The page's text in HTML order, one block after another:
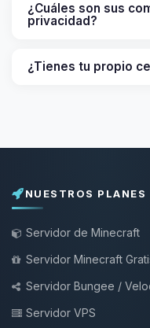
¿Cuáles son sus
privacidad?
¿Tienes tu propio
NUESTROS PLANES
Servidor de Minecraft
Servidor Minecraft
Servidor Bungee /
Servidor VPS